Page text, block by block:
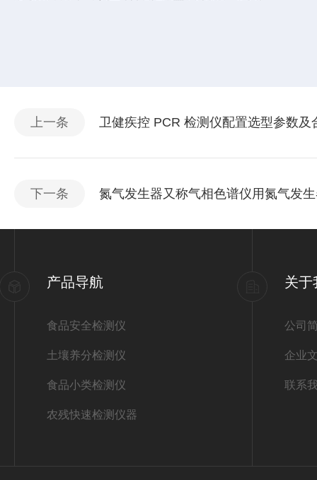
上一条 卫健疾控 PCR 检测仪配置选型参数及
下一条 氮气发生器又称气相色谱仪用氮气发
产品导航
食品安全检测仪
土壤养分检测仪
食品小类检测仪
农残快速检测仪器
关于
公司
企业
联系